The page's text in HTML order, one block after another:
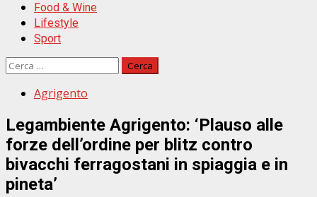
Food & Wine
Lifestyle
Sport
Ricerca
Agrigento
Legambiente Agrigento: ‘Plauso alle
forze dell’ordine per blitz contro
bivacchi ferragostani in spiaggia e in
pineta’